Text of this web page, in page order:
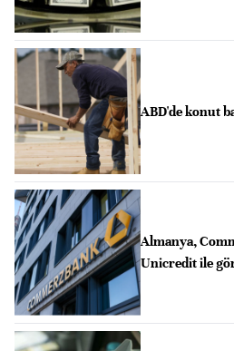
ABD'de konut
Almanya,
Unicredit ile